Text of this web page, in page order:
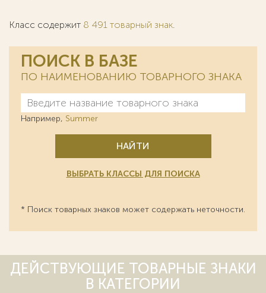
Класс содержит 8 491 товарный знак.
ПОИСК В БАЗЕ
ПО НАИМЕНОВАНИЮ ТОВАРНОГО ЗНАКА
Например, Summer
НАЙТИ
ВЫБРАТЬ КЛАССЫ ДЛЯ ПОИСКА
* Поиск товарных знаков может содержать неточности.
ДЕЙСТВУЮЩИЕ ТОВАРНЫЕ ЗНАКИ
В КАТЕГОРИИ